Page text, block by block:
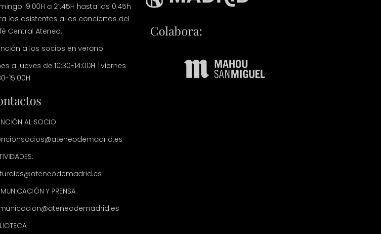
9.00H a 21.45H hasta las 0.45h
los asistentes a los conciertos del
Central Ateneo.
a los socios en verano:
a jueves de 10:30-14:00H | viernes
15:00H
AL SOCIO
Y PRENSA
Colabora: